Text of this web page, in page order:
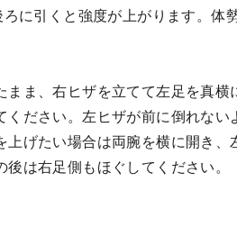
に引くと強度が上がります。体
ま、右ヒザを立てて左足を真横
ださい。左ヒザが前に倒れない
げたい場合は両腕を横に開き、
は右足側もほぐしてください。